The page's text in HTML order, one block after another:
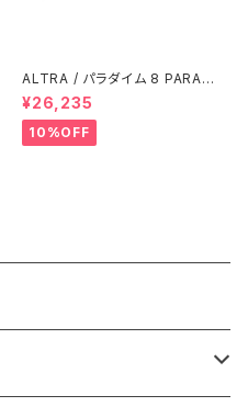
ALTRA / パラダイム 8 PARADI
GM 8 Men's / BLACK/WHIT
E
¥26,235
10%OFF